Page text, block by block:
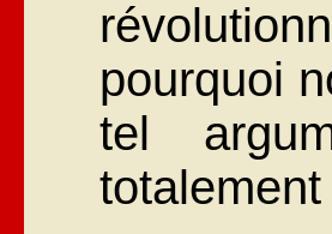
pourquoi
tel